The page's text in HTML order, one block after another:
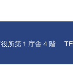
所第１庁舎４階